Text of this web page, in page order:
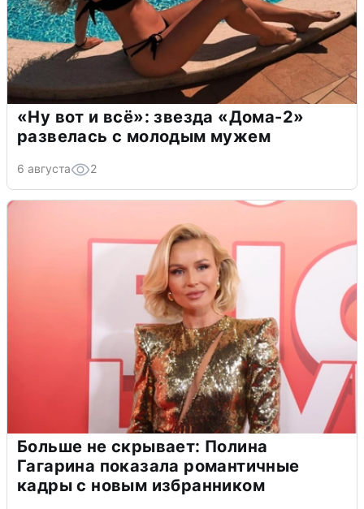
«Ну вот и всё»: звезда «Дома-2»
развелась с молодым мужем
6 августа 2
Больше не скрывает: Полина
Гагарина показала романтичные
кадры с новым избранником